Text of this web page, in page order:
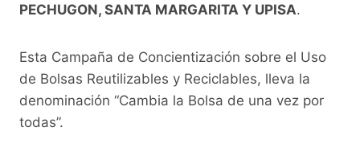
PECHUGON, SANTA MARGARITA Y UPISA.
Esta Campaña de Concientización sobre el Uso
de Bolsas Reutilizables y Reciclables, lleva la
denominación “Cambia la Bolsa de una vez por
todas”.